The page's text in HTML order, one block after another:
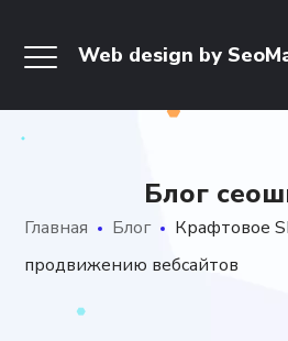
Блог
Главная Блог
Крафтовое
продвижению вебсайтов